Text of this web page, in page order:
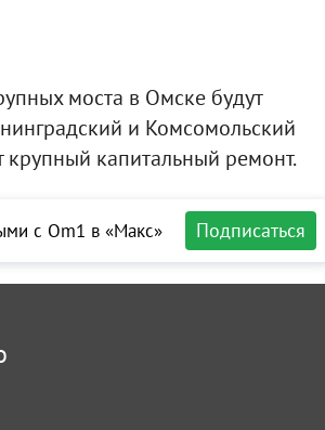
моста в Омске будут
и Комсомольский
капитальный ремонт.
с Om1 в «Макс» Подписаться